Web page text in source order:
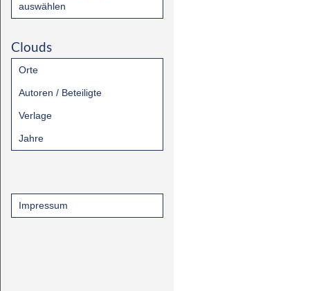
auswählen
Clouds
Orte
Autoren / Beteiligte
Verlage
Jahre
Impressum